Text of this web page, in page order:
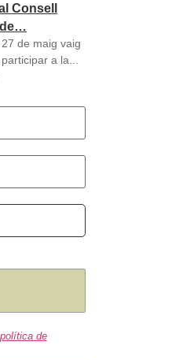
Consell
de maig vaig
a la...
de